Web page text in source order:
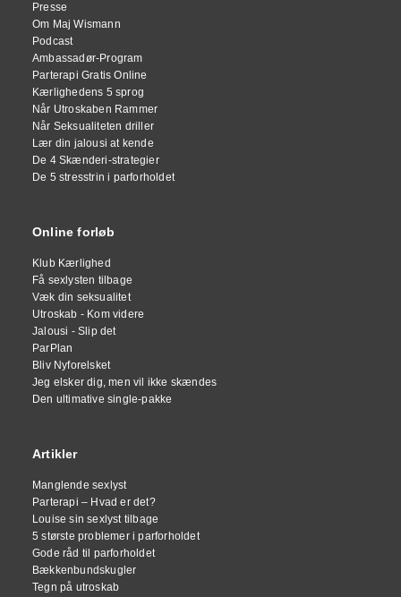
Presse
Om Maj Wismann
Podcast
Ambassadør-Program
Parterapi Gratis Online
Kærlighedens 5 sprog
Når Utroskaben Rammer
Når Seksualiteten driller
Lær din jalousi at kende
De 4 Skænderi-strategier
De 5 stresstrin i parforholdet
Online forløb
Klub Kærlighed
Få sexlysten tilbage
Væk din seksualitet
Utroskab - Kom videre
Jalousi - Slip det
ParPlan
Bliv Nyforelsket
Jeg elsker dig, men vil ikke skændes
Den ultimative single-pakke
Artikler
Manglende sexlyst
Parterapi – Hvad er det?
Louise sin sexlyst tilbage
5 største problemer i parforholdet
Gode råd til parforholdet
Bækkenbundskugler
Tegn på utroskab